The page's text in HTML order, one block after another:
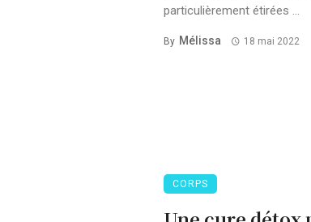
particulièrement étirées ...
By Mélissa 18 mai 2022
CORPS